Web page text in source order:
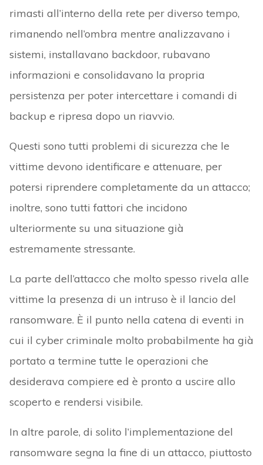
rimasti all’interno della rete per diverso tempo,
rimanendo nell’ombra mentre analizzavano i
sistemi, installavano backdoor, rubavano
informazioni e consolidavano la propria
persistenza per poter intercettare i comandi di
backup e ripresa dopo un riavvio.
Questi sono tutti problemi di sicurezza che le
vittime devono identificare e attenuare, per
potersi riprendere completamente da un attacco;
inoltre, sono tutti fattori che incidono
ulteriormente su una situazione già
estremamente stressante.
La parte dell’attacco che molto spesso rivela alle
vittime la presenza di un intruso è il lancio del
ransomware. È il punto nella catena di eventi in
cui il cyber criminale molto probabilmente ha già
portato a termine tutte le operazioni che
desiderava compiere ed è pronto a uscire allo
scoperto e rendersi visibile.
In altre parole, di solito l’implementazione del
ransomware segna la fine di un attacco, piuttosto